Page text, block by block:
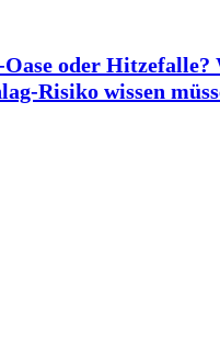
oder Hitzefalle?
Risiko wissen